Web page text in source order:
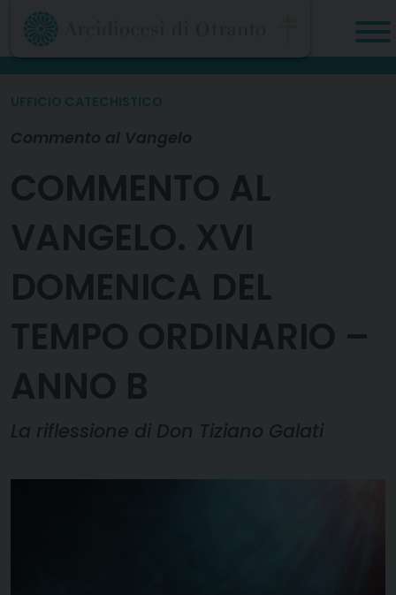
Skip
content
UFFICIO CATECHISTICO
Commento al Vangelo
COMMENTO AL
VANGELO. XVI
DOMENICA DEL
TEMPO ORDINARIO –
ANNO B
La riflessione di Don Tiziano Galati